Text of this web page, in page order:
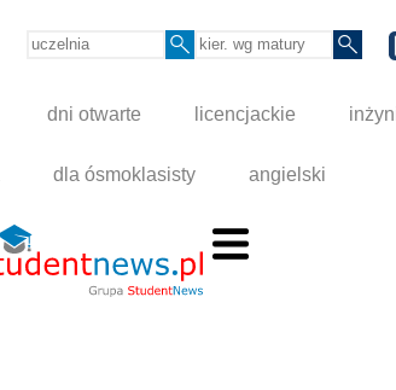
dni otwarte licencjackie
dla ósmoklasisty angielski